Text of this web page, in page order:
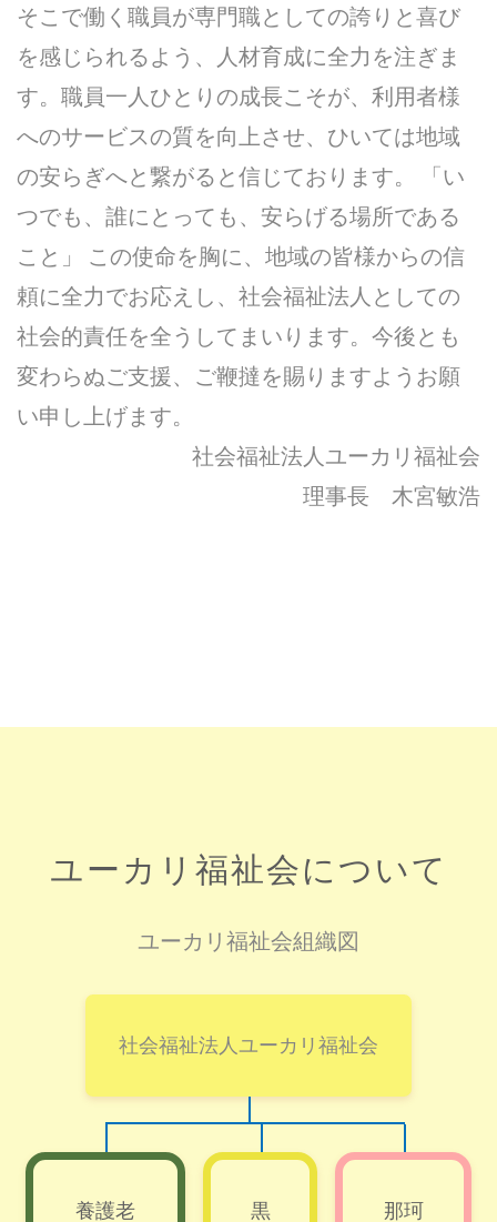
そこで働く職員が専門職としての誇りと喜び
を感じられるよう、人材育成に全力を注ぎま
す。職員一人ひとりの成長こそが、利用者様
へのサービスの質を向上させ、ひいては地域
の安らぎへと繋がると信じております。 「い
つでも、誰にとっても、安らげる場所である
こと」 この使命を胸に、地域の皆様からの信
頼に全力でお応えし、社会福祉法人としての
社会的責任を全うしてまいります。今後とも
変わらぬご支援、ご鞭撻を賜りますようお願
い申し上げます。
社会福祉法人ユーカリ福祉会
理事長 木宮敏浩
ユーカリ福祉会について
ユーカリ福祉会組織図
社会福祉法人ユーカリ福祉会
養護老 黒 那珂